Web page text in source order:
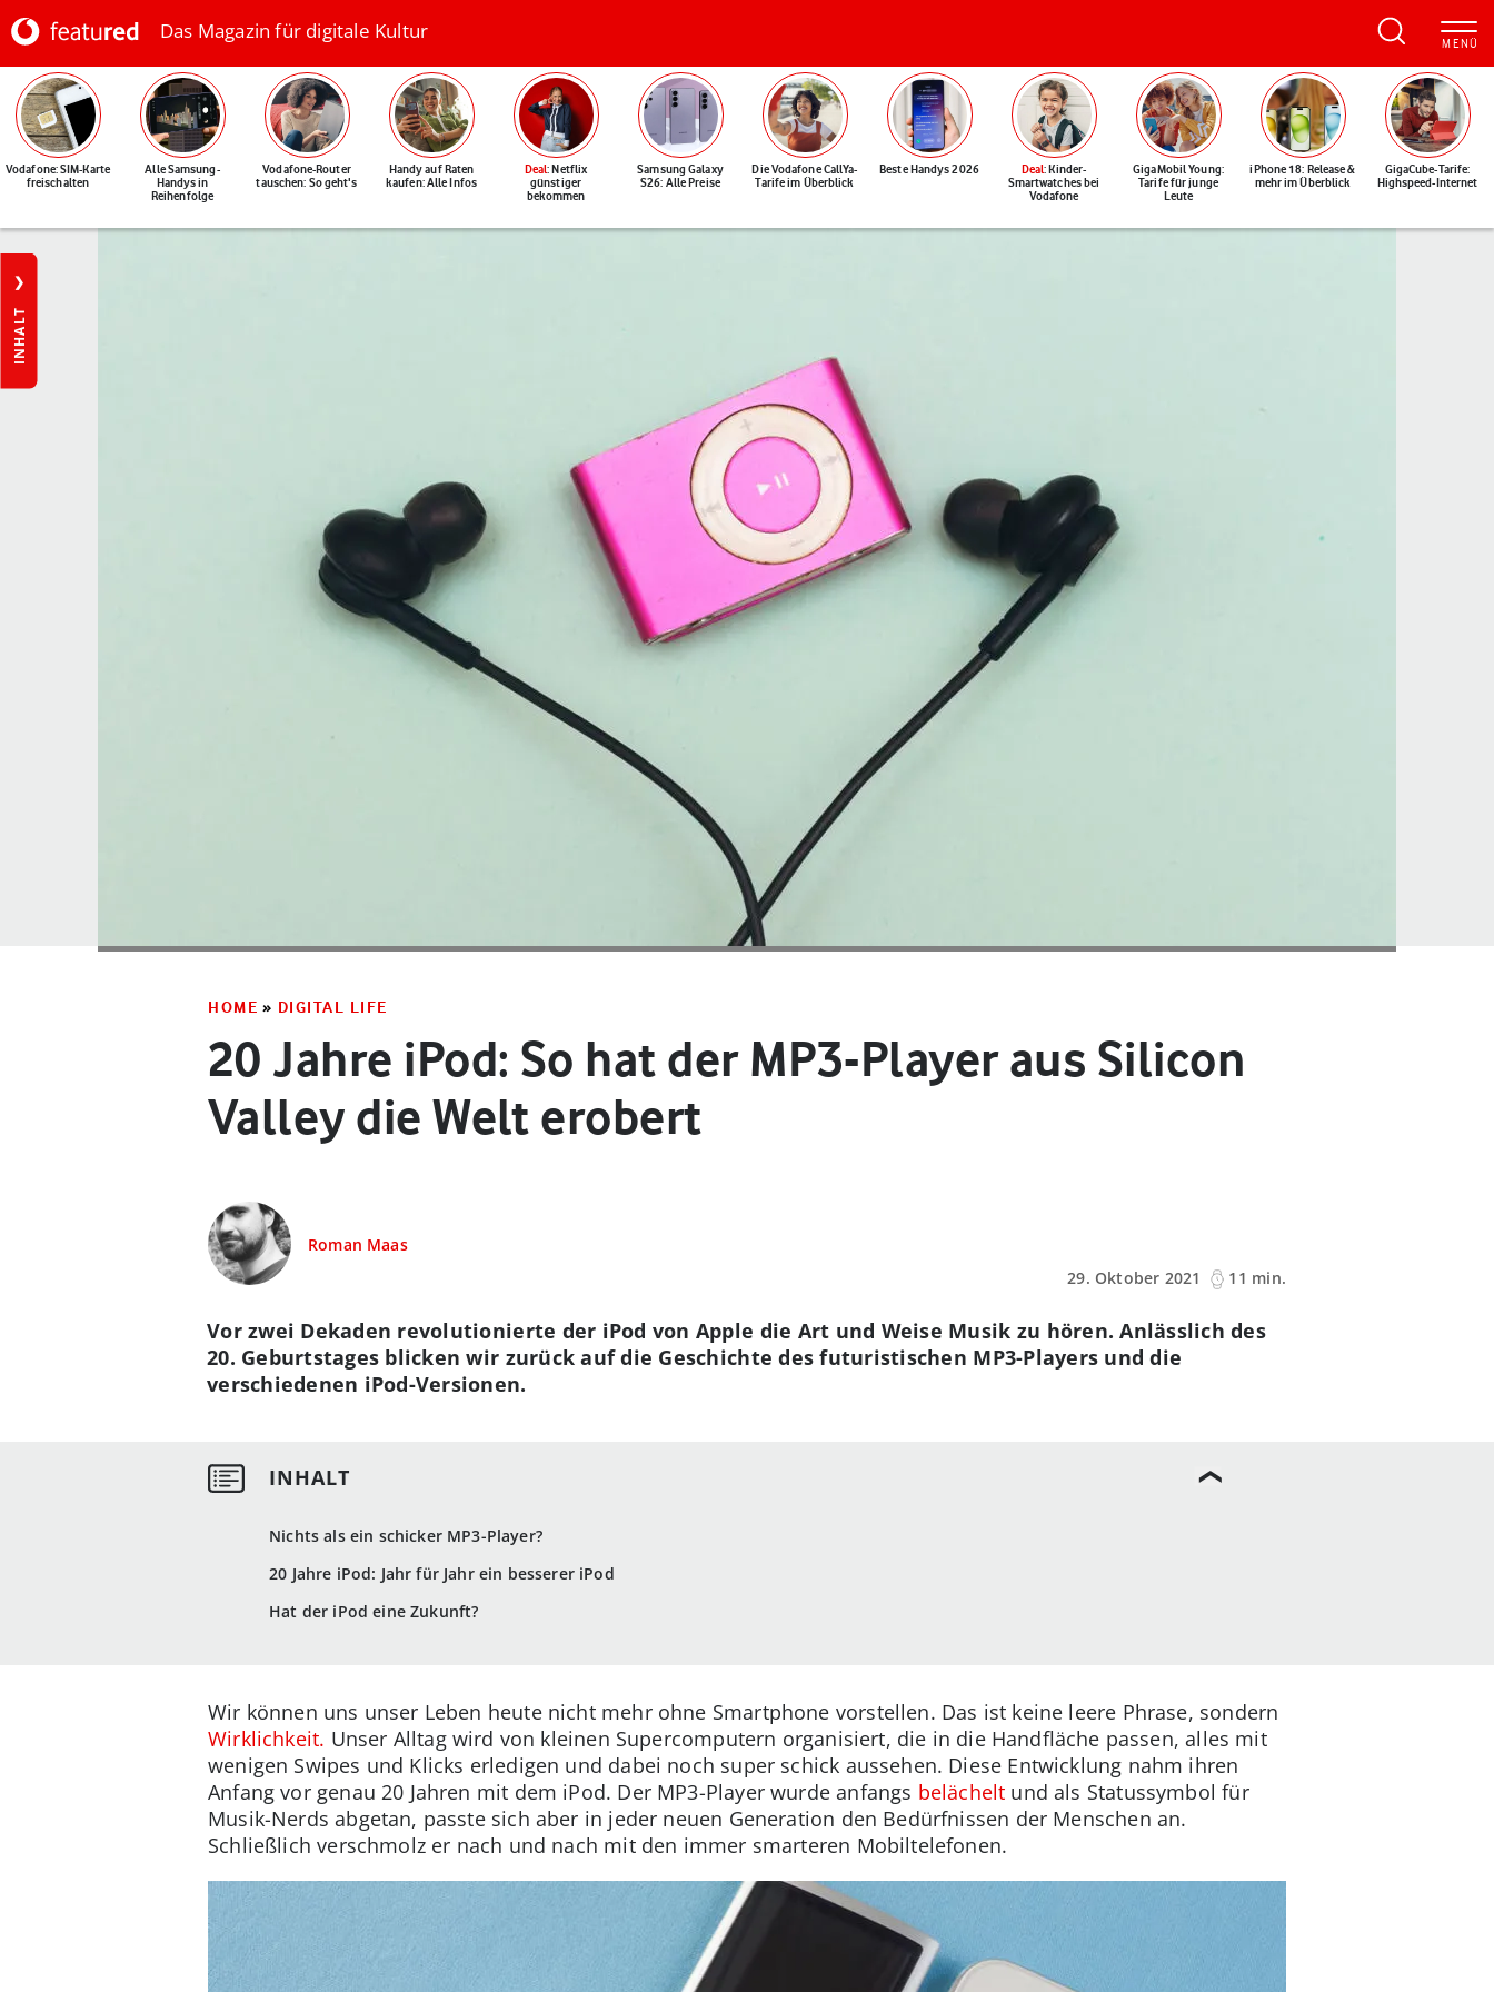
Das Magazin für digitale Kultur
Vodafone: SIM-Karte
freischalten
Alle Samsung-
Handys in
Reihenfolge
Vodafone-Router
tauschen: So geht's
Handy auf Raten
kaufen: Alle Infos
Deal: Netflix
günstiger
bekommen
Samsung Galaxy
S26: Alle Preise
Die Vodafone CallYa-
Tarife im Überblick
Beste Handys 2026 Deal: Kinder-
Smartwatches bei
Vodafone
GigaMobil Young:
Tarife für junge
Leute
iPhone 18: Release &
mehr im Überblick
GigaCube-Tarife:
Highspeed-Internet
INHALT
HOME » DIGITAL LIFE
20 Jahre iPod: So hat der MP3-Player aus Silicon
Valley die Welt erobert
Roman Maas
29. Oktober 2021
11 min.
Nichts als ein schicker MP3-Player?
20 Jahre iPod: Jahr für Jahr ein besserer iPod
Hat der iPod eine Zukunft?
Vor zwei Dekaden revolutionierte der iPod von Apple die Art und Weise Musik zu hören. Anlässlich des
20. Geburtstages blicken wir zurück auf die Geschichte des futuristischen MP3-Players und die
verschiedenen iPod-Versionen.
Wir können uns unser Leben heute nicht mehr ohne Smartphone vorstellen. Das ist keine leere Phrase, sondern
Wirklichkeit. Unser Alltag wird von kleinen Supercomputern organisiert, die in die Handfläche passen, alles mit
wenigen Swipes und Klicks erledigen und dabei noch super schick aussehen. Diese Entwicklung nahm ihren
Anfang vor genau 20 Jahren mit dem iPod. Der MP3-Player wurde anfangs belächelt und als Statussymbol für
Musik-Nerds abgetan, passte sich aber in jeder neuen Generation den Bedürfnissen der Menschen an.
Schließlich verschmolz er nach und nach mit den immer smarteren Mobiltelefonen.